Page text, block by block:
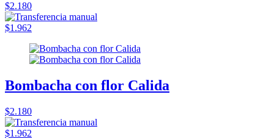
$2.180
$1.962
Bombacha con flor Calida
$2.180
$1.962